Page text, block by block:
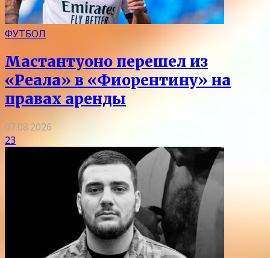
ФУТБОЛ
Мастантуоно перешел из
«Реала» в «Фиорентину» на
правах аренды
07.08.2026
23